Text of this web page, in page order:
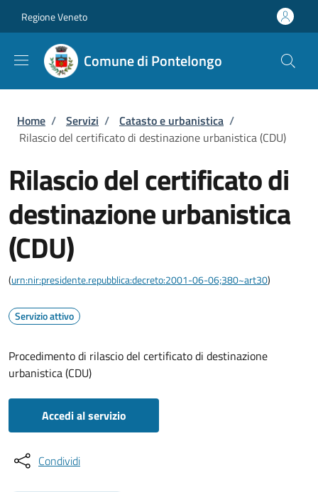
Regione Veneto
Comune di Pontelongo
Briciole di pane
Home / Servizi / Catasto e urbanistica /
Rilascio del certificato di destinazione urbanistica (CDU)
Rilascio del certificato di
destinazione urbanistica
(CDU)
(urn:nir:presidente.repubblica:decreto:2001-06-06;380~art30)
Servizio attivo
Procedimento di rilascio del certificato di destinazione
urbanistica (CDU)
Accedi al servizio
Condividi